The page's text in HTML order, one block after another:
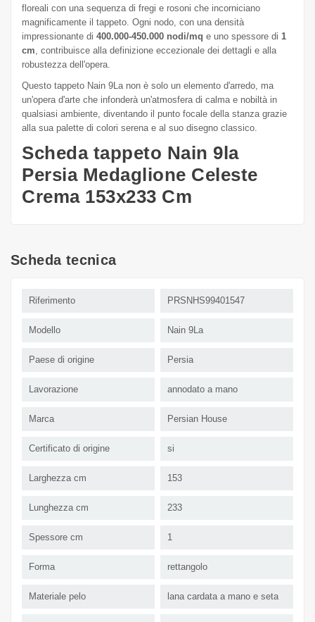
floreali con una sequenza di fregi e rosoni che incorniciano
magnificamente il tappeto. Ogni nodo, con una densità
impressionante di 400.000-450.000 nodi/mq e uno spessore di 1
cm , contribuisce alla definizione eccezionale dei dettagli e alla
robustezza dell'opera.
Questo tappeto Nain 9La non è solo un elemento d'arredo, ma
un'opera d'arte che infonderà un'atmosfera di calma e nobiltà in
qualsiasi ambiente, diventando il punto focale della stanza grazie
alla sua palette di colori serena e al suo disegno classico.
Scheda tappeto Nain 9la
Persia Medaglione Celeste
Crema 153x233 Cm
Scheda tecnica
Riferimento PRSNHS99401547
Modello Nain 9La
Paese di origine Persia
Lavorazione annodato a mano
Marca Persian House
Certificato di origine si
Larghezza cm 153
Lunghezza cm 233
Spessore cm 1
Forma rettangolo
Materiale pelo lana cardata a mano e seta